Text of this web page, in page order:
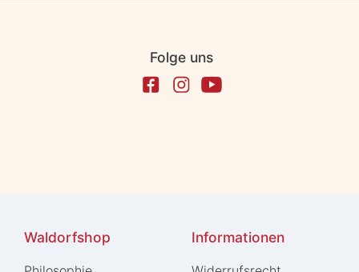
Folge uns
Waldorfshop Informationen